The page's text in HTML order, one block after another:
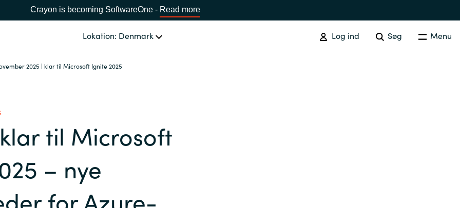
Crayon is becoming SoftwareOne - Read more
Lokation: Denmark Log ind Søg Menu
2025 | klar til Microsoft Ignite 2025
Africa
Bulgaria
Estonia
til Microsoft
– nye
for Azure-